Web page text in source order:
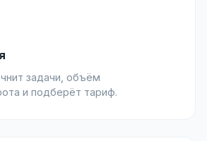
задачи, объём
и подберёт тариф.